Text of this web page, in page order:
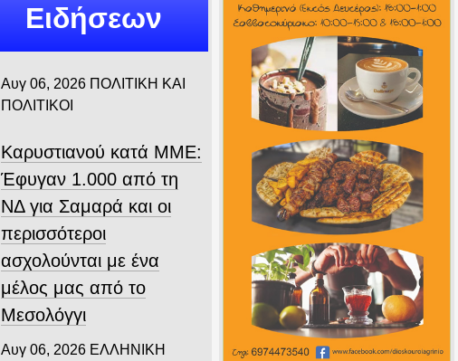
Ειδήσεων
Αυγ 06, 2026 ΠΟΛΙΤΙΚΗ ΚΑΙ
ΠΟΛΙΤΙΚΟΙ
Καρυστιανού κατά ΜΜΕ:
Έφυγαν 1.000 από τη
ΝΔ για Σαμαρά και οι
περισσότεροι
ασχολούνται με ένα
μέλος μας από το
Μεσολόγγι
Αυγ 06, 2026 ΕΛΛΗΝΙΚΗ